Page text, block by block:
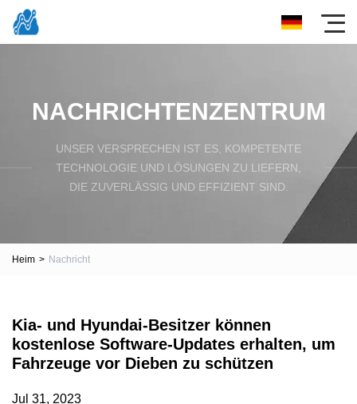
NACHRICHTENZENTRUM
UNSER VERSPRECHEN IST ES, KOMPETENTE
TECHNOLOGIE UND LÖSUNGEN ZU LIEFERN,
DIE ZUVERLÄSSIG UND EFFIZIENT SIND.
Heim > Nachricht
Kia- und Hyundai-Besitzer können
kostenlose Software-Updates erhalten, um
Fahrzeuge vor Dieben zu schützen
Jul 31, 2023